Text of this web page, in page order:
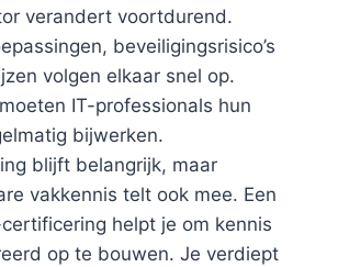
verandert voortdurend.
beveiligingsrisico’s
volgen elkaar snel op.
IT-professionals hun
bijwerken.
blijft belangrijk, maar
vakkennis telt ook mee. Een
helpt je om kennis
op te bouwen. Je verdiept